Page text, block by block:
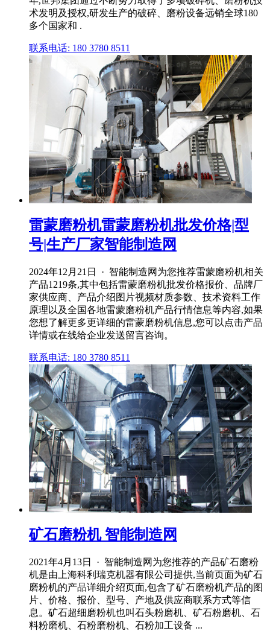
术发明及授权,研发生产的破碎、磨粉设备远销全球180
多个国家和 .
联系电话: 180 3780 8511
雷蒙磨粉机雷蒙磨粉机批发价格|型
号|生产厂家智能制造网
2024年12月21日 · 智能制造网为您推荐雷蒙磨粉机相关
产品1219条,其中包括雷蒙磨粉机批发价格报价、品牌厂
家供应商、产品介绍图片视频材质参数、技术资料工作
原理以及全国各地雷蒙磨粉机产品行情信息等内容,如果
您想了解更多更详细的雷蒙磨粉机信息,您可以点击产品
详情或在线给企业发送留言咨询。
联系电话: 180 3780 8511
矿石磨粉机 智能制造网
2021年4月13日 · 智能制造网为您推荐的产品矿石磨粉
机是由上海科利瑞克机器有限公司提供,当前页面为矿石
磨粉机的产品详细介绍页面,包含了矿石磨粉机产品的图
片、价格、报价、型号、产地及供应商联系方式等信
息。矿石超细磨粉机也叫石头粉磨机、矿石粉磨机、石
料粉磨机、石粉磨粉机、石粉加工设备 ...